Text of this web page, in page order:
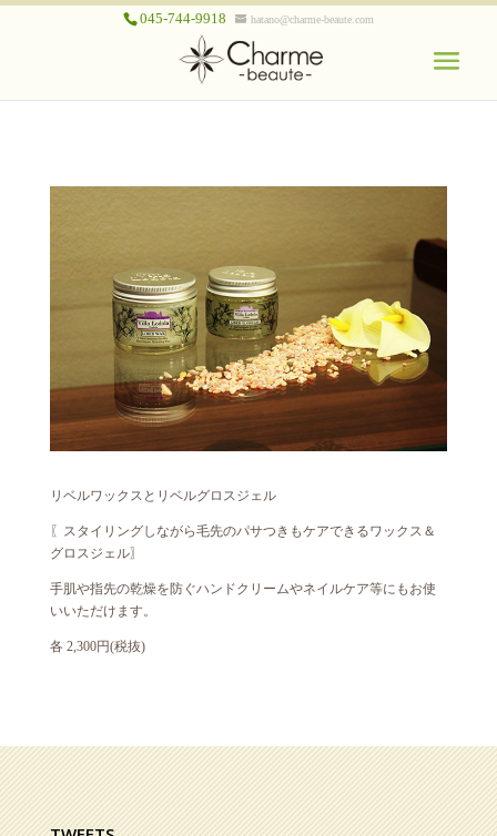
045-744-9918 hatano@charme-beaute.com
リベルワックスとリベルグロスジェル
〖スタイリングしながら毛先のパサつきもケアできるワックス＆
グロスジェル〗
手肌や指先の乾燥を防ぐハンドクリームやネイルケア等にもお使
いいただけます。
各 2,300円(税抜)